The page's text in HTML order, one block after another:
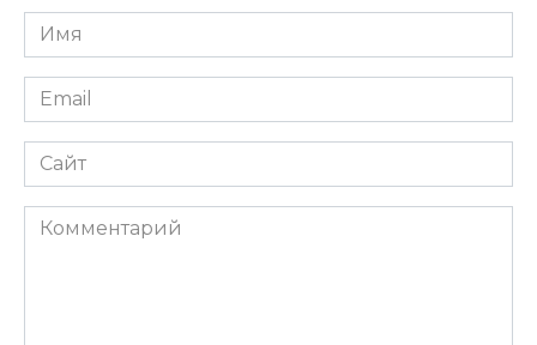
Имя
*
Email
*
Сайт
Комментарий